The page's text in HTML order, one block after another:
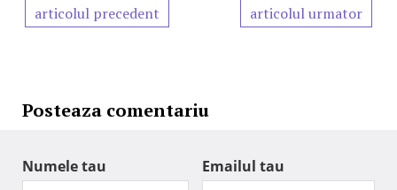
articolul precedent articolul urmator
Posteaza comentariu
Numele tau Emailul tau